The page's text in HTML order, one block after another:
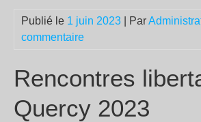
Publié le 1 juin 2023 | Par
commentaire
Rencontres
Quercy 2023